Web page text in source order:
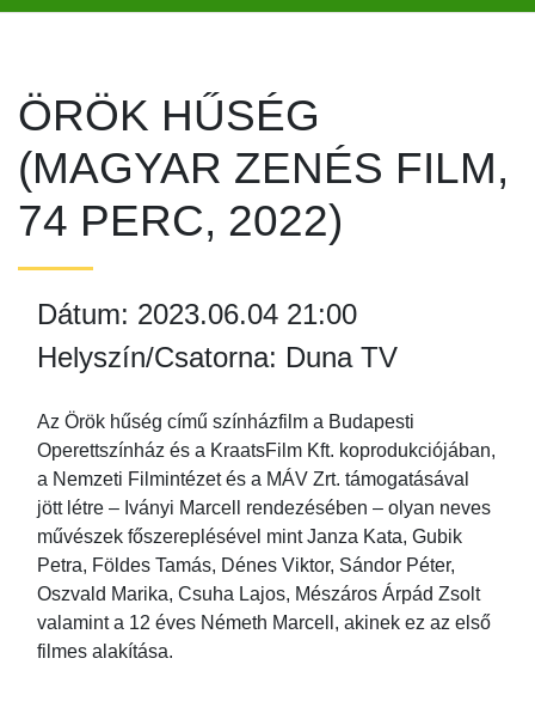
ÖRÖK HŰSÉG
(MAGYAR ZENÉS FILM,
74 PERC, 2022)
Dátum: 2023.06.04 21:00
Helyszín/Csatorna: Duna TV
Az Örök hűség című színházfilm a Budapesti
Operettszínház és a KraatsFilm Kft. koprodukciójában,
a Nemzeti Filmintézet és a MÁV Zrt. támogatásával
jött létre – Iványi Marcell rendezésében – olyan neves
művészek főszereplésével mint Janza Kata, Gubik
Petra, Földes Tamás, Dénes Viktor, Sándor Péter,
Oszvald Marika, Csuha Lajos, Mészáros Árpád Zsolt
valamint a 12 éves Németh Marcell, akinek ez az első
filmes alakítása.